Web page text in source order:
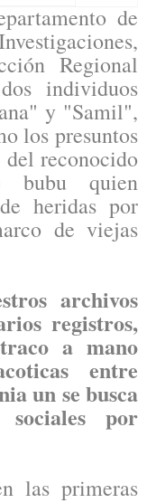
de
Regional
individuos
y "Samil",
los presuntos
del reconocido
bubu quien
heridas por
de viejas
archivos
registros,
a mano
entre
un se busca
por
las primeras